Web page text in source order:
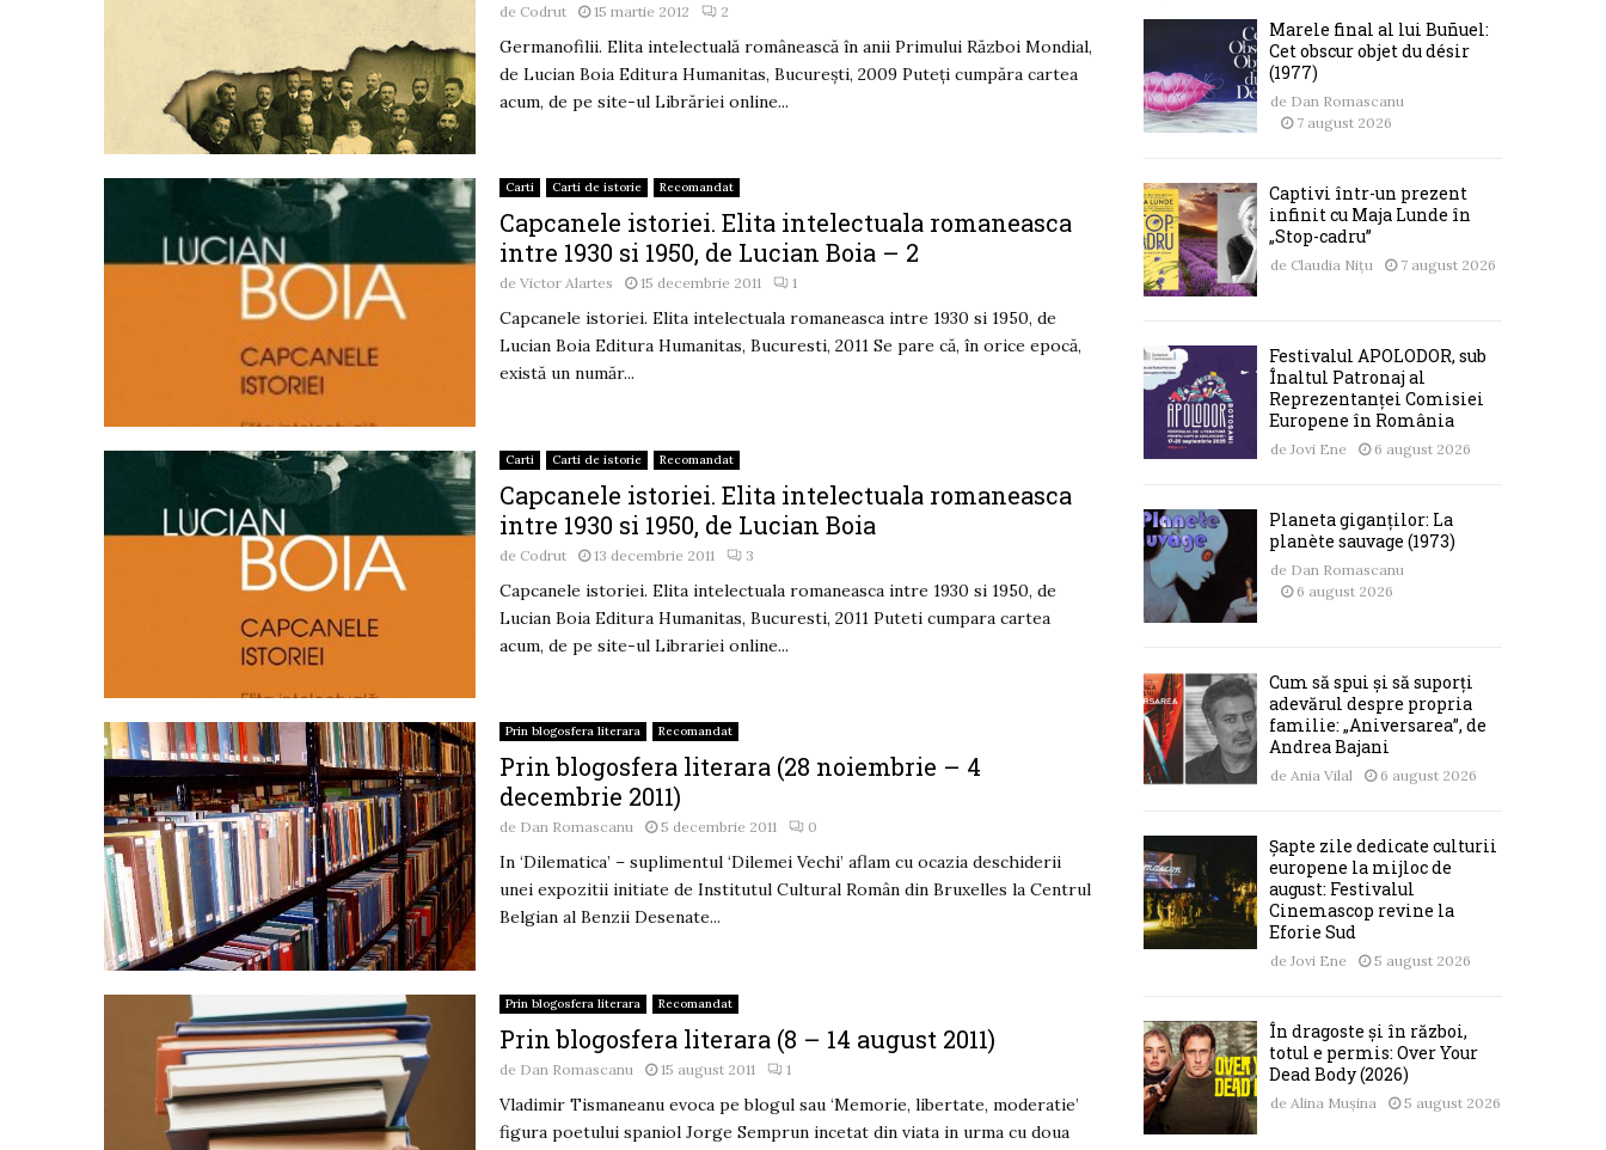
de Codrut 15 martie 2012 2
Germanofilii. Elita intelectuală românească în anii Primului Război Mondial,
de Lucian Boia Editura Humanitas, Bucureşti, 2009 Puteţi cumpăra cartea
acum, de pe site-ul Librăriei online...
Carti Carti de istorie Recomandat
Capcanele istoriei. Elita intelectuala romaneasca
intre 1930 si 1950, de Lucian Boia – 2
deVictor Alartes 15 decembrie 2011 1
Capcanele istoriei. Elita intelectuala romaneasca intre 1930 si 1950, de
Lucian Boia Editura Humanitas, Bucuresti, 2011 Se pare că, în orice epocă,
există un număr...
Carti Carti de istorie Recomandat
Capcanele istoriei. Elita intelectuala romaneasca
intre 1930 si 1950, de Lucian Boia
de Codrut 13 decembrie 2011 3
Capcanele istoriei. Elita intelectuala romaneasca intre 1930 si 1950, de
Lucian Boia Editura Humanitas, Bucuresti, 2011 Puteti cumpara cartea
acum, de pe site-ul Librariei online...
Prin blogosfera literara Recomandat
Prin blogosfera literara (28 noiembrie – 4
decembrie 2011)
de Dan Romascanu 5 decembrie 2011 0
In ‘Dilematica’ – suplimentul ‘Dilemei Vechi’ aflam cu ocazia deschiderii
unei expozitii initiate de Institutul Cultural Român din Bruxelles la Centrul
Belgian al Benzii Desenate...
Prin blogosfera literara Recomandat
Prin blogosfera literara (8 – 14 august 2011)
de Dan Romascanu 15 august 2011 1
Vladimir Tismaneanu evoca pe blogul sau ‘Memorie, libertate, moderatie’
figura poetului spaniol Jorge Semprun incetat din viata in urma cu doua
Marele final al lui Buñuel:
Cet obscur objet du désir
(1977)
de Dan Romascanu
7 august 2026
Captivi într-un prezent
infinit cu Maja Lunde în
„Stop-cadru”
de Claudia Nițu 7 august 2026
Festivalul APOLODOR, sub
Înaltul Patronaj al
Reprezentanței Comisiei
Europene în România
de Jovi Ene 6 august 2026
Planeta giganților: La
planète sauvage (1973)
de Dan Romascanu
6 august 2026
Cum să spui și să suporți
adevărul despre propria
familie: „Aniversarea”, de
Andrea Bajani
de Ania Vilal 6 august 2026
Șapte zile dedicate culturii
europene la mijloc de
august: Festivalul
Cinemascop revine la
Eforie Sud
de Jovi Ene 5 august 2026
În dragoste și în război,
totul e permis: Over Your
Dead Body (2026)
de Alina Mușina 5 august 2026